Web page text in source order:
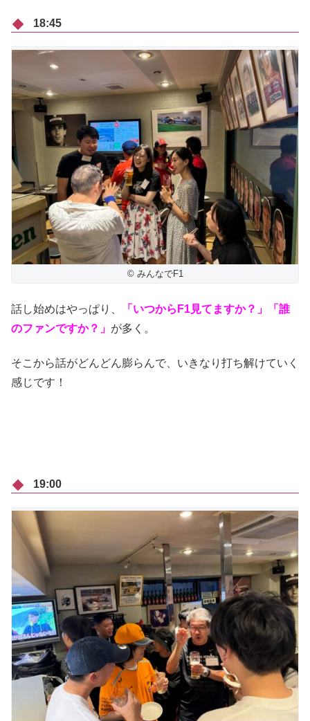
18:45
© みんなでF1
話し始めはやっぱり、
「いつからF1見てますか？」「誰
のファンですか？」 が多く。
そこから話がどんどん膨らんで、いきなり打ち解けていく
感じです！
19:00